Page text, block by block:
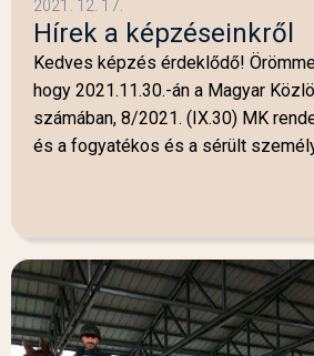
2021. 12. 17.
Hírek a képzéseinkről
Kedves képzés érdeklődő!
hogy 2021.11.30.-án a Magyar
számában, 8/2021. (IX.30) MK
és a fogyatékos és a sérült